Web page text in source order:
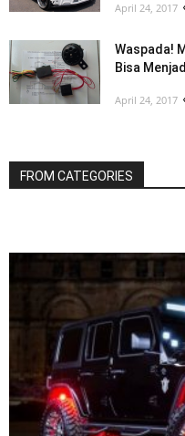
April 24, 2017
Waspada!
Bisa
April 24, 2017
FROM CATEGORIES